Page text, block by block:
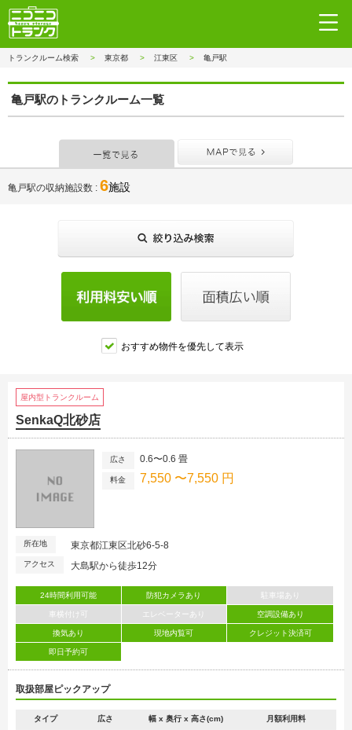
トランクルーム検索 東京都 江東区 亀戸駅
亀戸駅のトランクルーム一覧
亀戸駅の収納施設数 6施設
おすすめ物件を優先して表示
屋内型トランクルーム
SenkaQ北砂店
広さ 0.6〜0.6 畳
料金 7,550 〜7,550 円
所在地 東京都江東区北砂6-5-8
アクセス 大島駅から徒歩12分
24時間利用可能 防犯カメラあり 駐車場あり
車横付け可 エレベーターあり 空調設備あり
換気あり 現地内覧可 クレジット決済可
即日予約可
取扱部屋ピックアップ
タイプ 広さ 幅 x 奥行 x 高さ(cm) 月額利用料